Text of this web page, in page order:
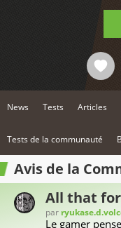
News Tests Articles
Tests de la communauté
Avis de la
All that
par
Le gamer